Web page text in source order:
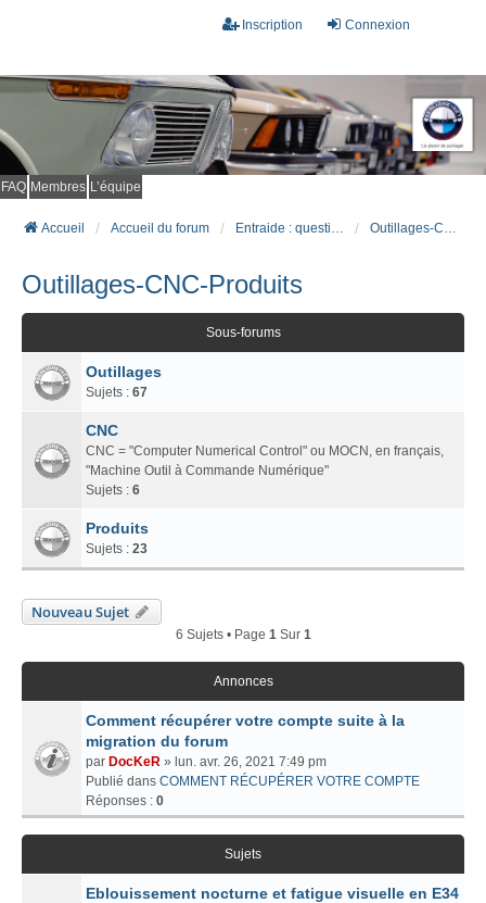
Connexion
Inscription
FAQ Membres L’équipe
Accueil Accueil du forum Entraide : questions techniques Outillages-CNC-Produits
Outillages-CNC-Produits
Sous-forums
Outillages
Sujets : 67
CNC
CNC = "Computer Numerical Control" ou MOCN, en français,
"Machine Outil à Commande Numérique"
Sujets : 6
Produits
Sujets : 23
Nouveau Sujet
6 Sujets • Page 1Sur 1
Annonces
Comment récupérer votre compte suite à la
migration du forum
par DocKeR » lun. avr. 26, 2021 7:49 pm
Publié dans COMMENT RÉCUPÉRER VOTRE COMPTE
Réponses : 0
Sujets
Eblouissement nocturne et fatigue visuelle en E34